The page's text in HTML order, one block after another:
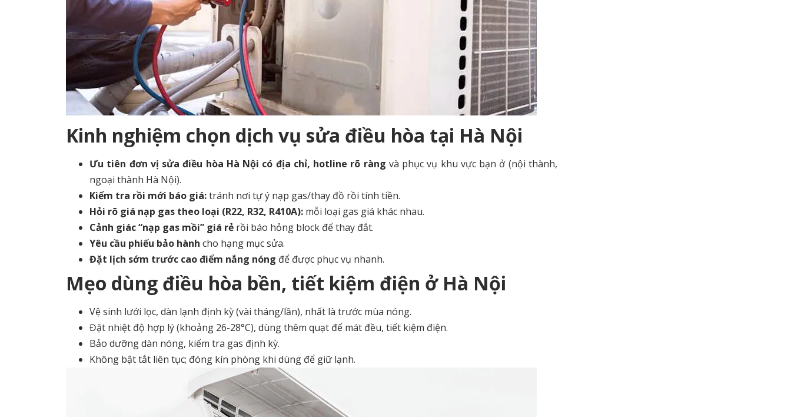
Kinh nghiệm chọn dịch vụ sửa điều hòa tại Hà Nội
Ưu tiên đơn vị sửa điều hòa Hà Nội có địa chỉ, hotline rõ ràng và phục vụ khu vực bạn ở (nội thành,
ngoại thành Hà Nội).
Kiểm tra rồi mới báo giá:tránh nơi tự ý nạp gas/thay đồ rồi tính tiền.
Hỏi rõ giá nạp gas theo loại (R22, R32, R410A): mỗi loại gas giá khác nhau.
Cảnh giác “nạp gas mồi” giá rẻ rồi báo hỏng block để thay đắt.
Yêu cầu phiếu bảo hành cho hạng mục sửa.
Đặt lịch sớm trước cao điểm nắng nóng để được phục vụ nhanh.
Mẹo dùng điều hòa bền, tiết kiệm điện ở Hà Nội
Vệ sinh lưới lọc, dàn lạnh định kỳ (vài tháng/lần), nhất là trước mùa nóng.
Đặt nhiệt độ hợp lý (khoảng 26-28°C), dùng thêm quạt để mát đều, tiết kiệm điện.
Bảo dưỡng dàn nóng, kiểm tra gas định kỳ.
Không bật tắt liên tục; đóng kín phòng khi dùng để giữ lạnh.